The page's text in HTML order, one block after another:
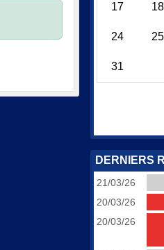
17 18
24 25
31
DERNIERS
21/03/26
20/03/26
20/03/26